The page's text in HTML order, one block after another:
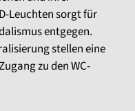
Leuchten sorgt für
entgegen.
stellen eine
zu den WC-